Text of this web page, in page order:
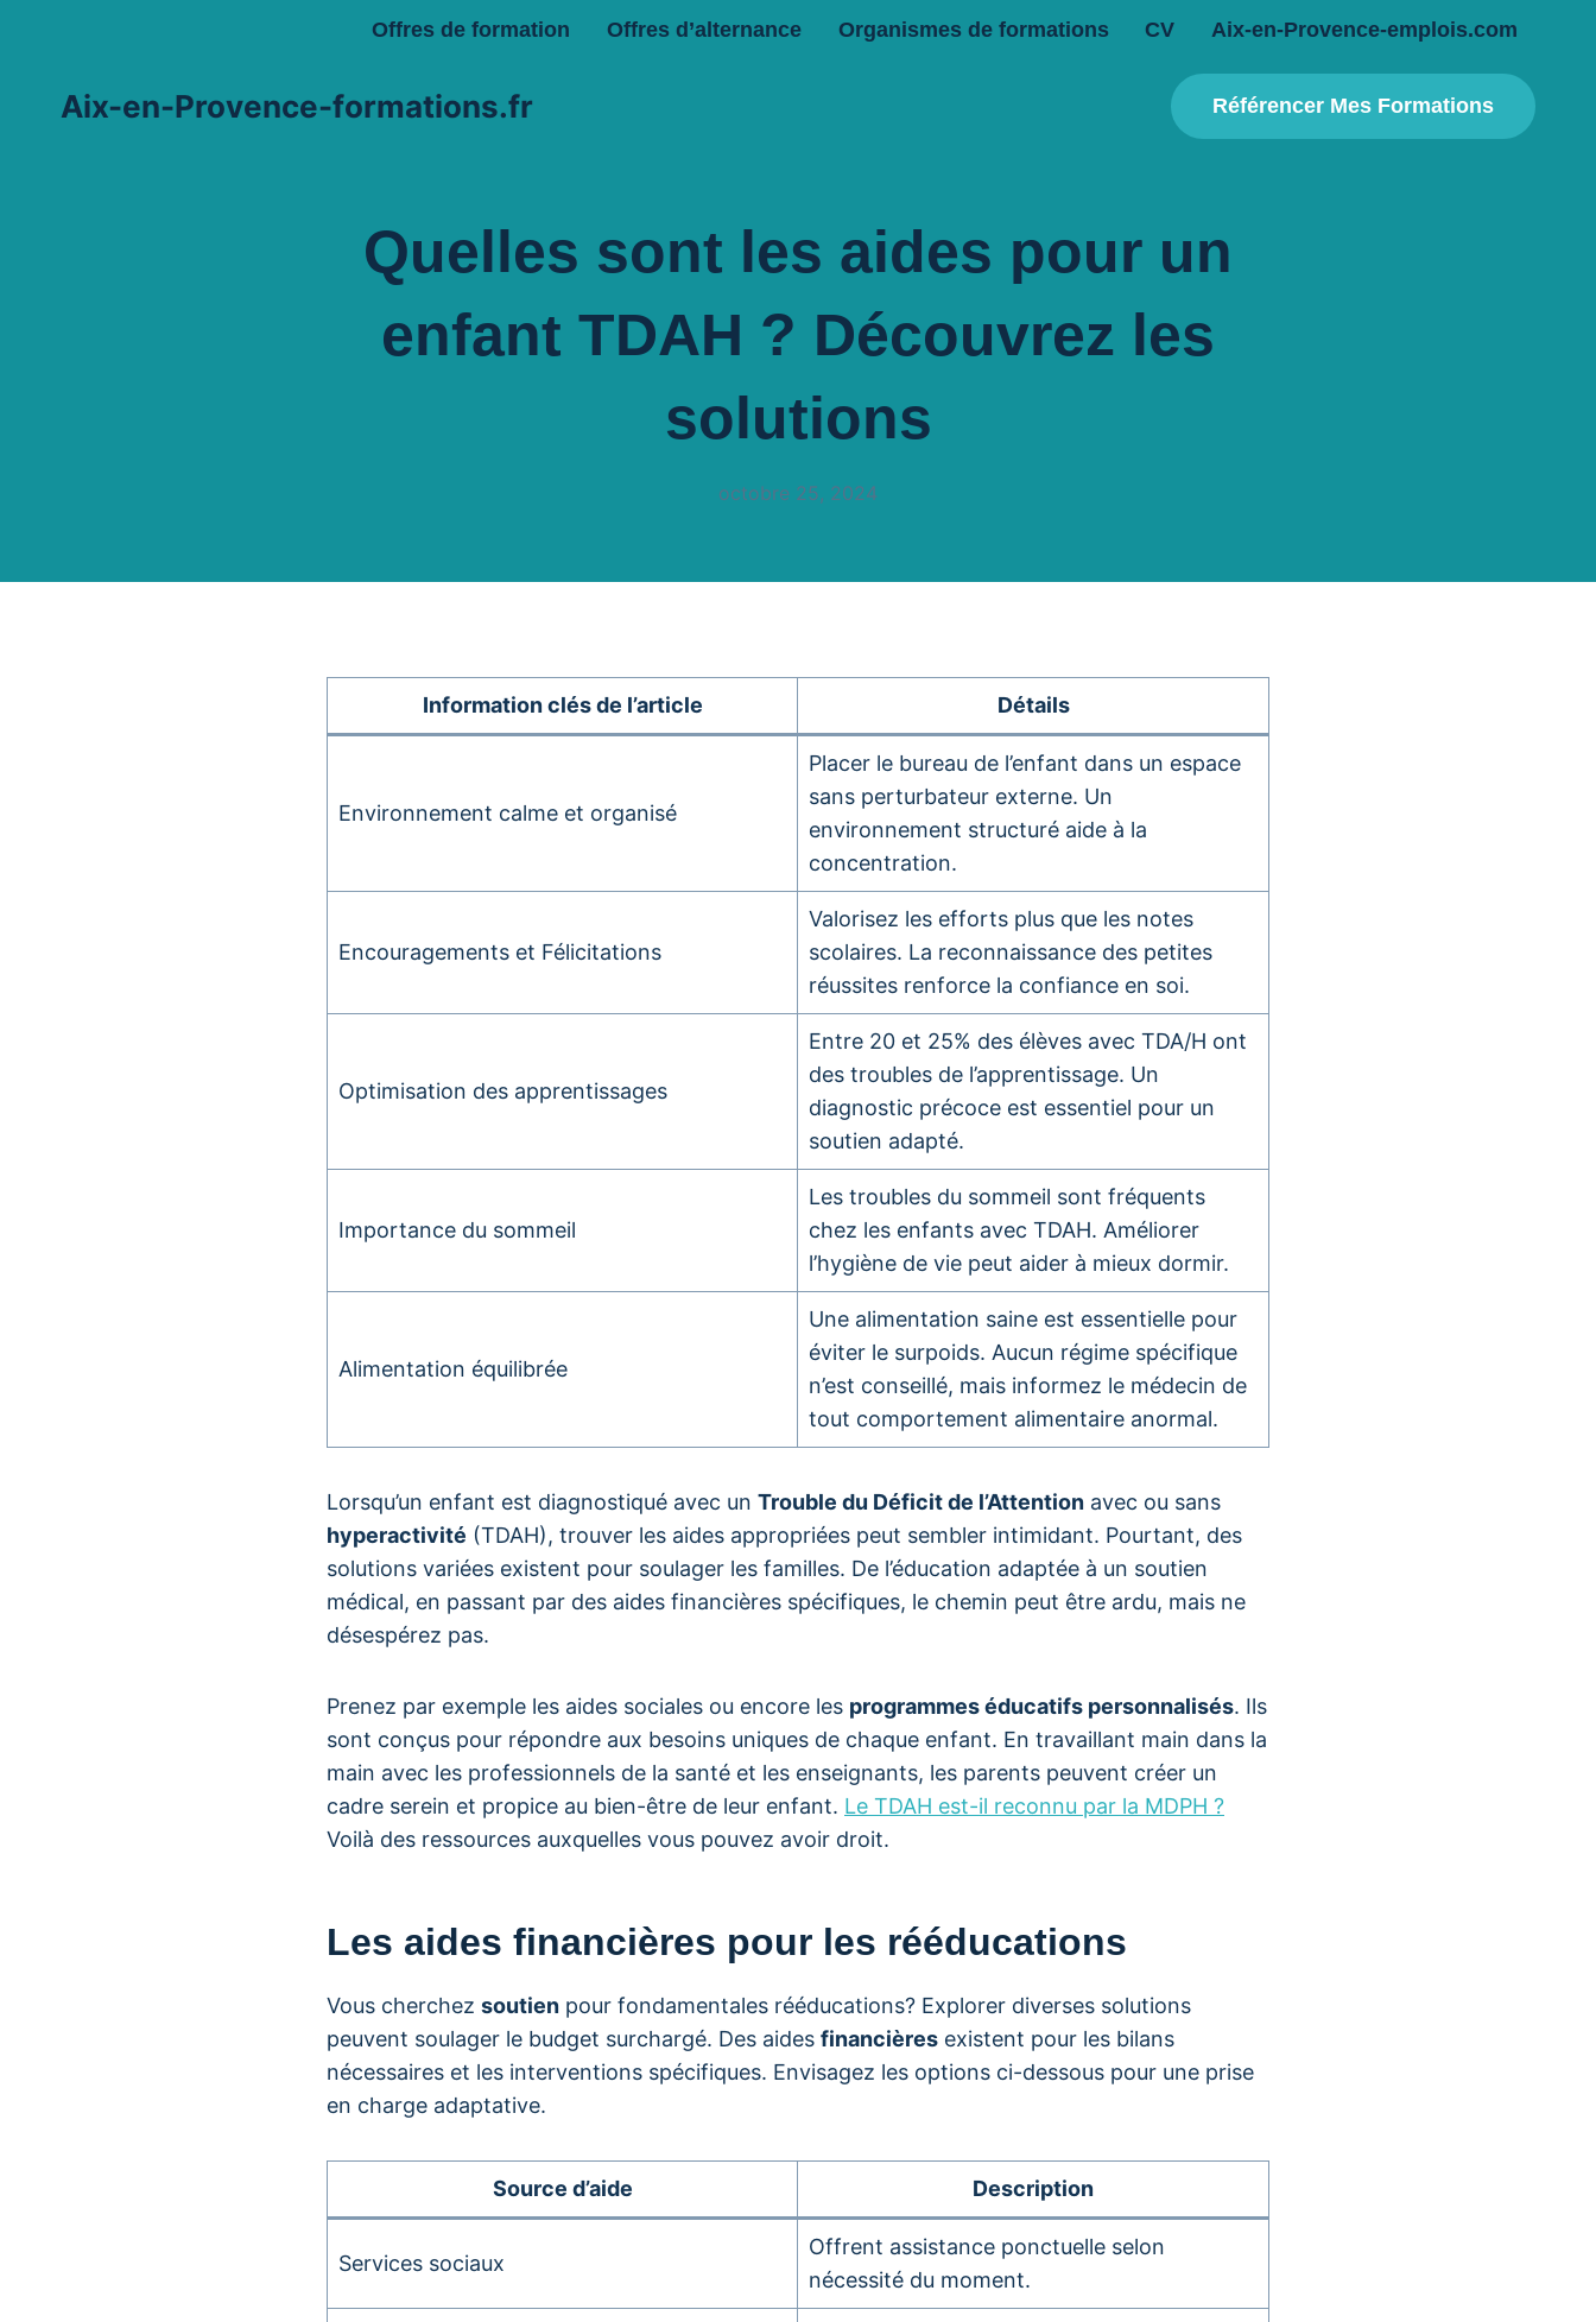
Offres de formation Offres d’alternance Organismes de formations CV Aix-en-Provence-emplois.com
Aix-en-Provence-formations.fr Référencer Mes Formations
Quelles sont les aides pour un
enfant TDAH ? Découvrez les
solutions
octobre 25, 2024
Information clés de l’article Détails
Environnement calme et organisé
Placer le bureau de l’enfant dans un espace
sans perturbateur externe. Un
environnement structuré aide à la
concentration.
Encouragements et Félicitations
Valorisez les efforts plus que les notes
scolaires. La reconnaissance des petites
réussites renforce la confiance en soi.
Optimisation des apprentissages
Entre 20 et 25% des élèves avec TDA/H ont
des troubles de l’apprentissage. Un
diagnostic précoce est essentiel pour un
soutien adapté.
Importance du sommeil
Les troubles du sommeil sont fréquents
chez les enfants avec TDAH. Améliorer
l’hygiène de vie peut aider à mieux dormir.
Alimentation équilibrée
Une alimentation saine est essentielle pour
éviter le surpoids. Aucun régime spécifique
n’est conseillé, mais informez le médecin de
tout comportement alimentaire anormal.
Lorsqu’un enfant est diagnostiqué avec un Trouble du Déficit de l’Attention avec ou sans
hyperactivité (TDAH), trouver les aides appropriées peut sembler intimidant. Pourtant, des
solutions variées existent pour soulager les familles. De l’éducation adaptée à un soutien
médical, en passant par des aides financières spécifiques, le chemin peut être ardu, mais ne
désespérez pas.
Prenez par exemple les aides sociales ou encore les programmes éducatifs personnalisés. Ils
sont conçus pour répondre aux besoins uniques de chaque enfant. En travaillant main dans la
main avec les professionnels de la santé et les enseignants, les parents peuvent créer un
cadre serein et propice au bien-être de leur enfant. Le TDAH est-il reconnu par la MDPH ?
Voilà des ressources auxquelles vous pouvez avoir droit.
Les aides financières pour les rééducations
Vous cherchez soutien pour fondamentales rééducations? Explorer diverses solutions
peuvent soulager le budget surchargé. Des aides financières existent pour les bilans
nécessaires et les interventions spécifiques. Envisagez les options ci-dessous pour une prise
en charge adaptative.
Source d’aide Description
Services sociaux
Offrent assistance ponctuelle selon
nécessité du moment.